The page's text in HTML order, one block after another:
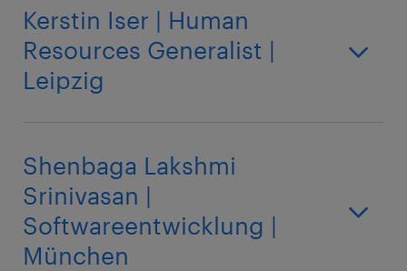
Kerstin Iser | Human
Resources Generalist |
Leipzig
Shenbaga Lakshmi
Srinivasan |
Softwareentwicklung |
München